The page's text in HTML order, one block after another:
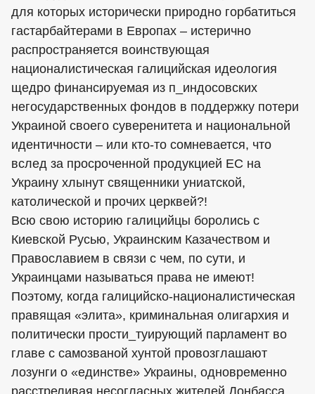
для которых исторически природно горбатиться
гастарбайтерами в Европах – истерично
распространяется воинствующая
националистическая галицийская идеология
щедро финансируемая из п_индосовских
негосударственных фондов в поддержку потери
Украиной своего суверенитета и национальной
идентичности – или кто-то сомневается, что
вслед за просроченной продукцией ЕС на
Украину хлынут священники униатской,
католической и прочих церквей?!
Всю свою историю галицийцы боролись с
Киевской Русью, Украинским Казачеством и
Православием в связи с чем, по сути, и
Украинцами называться права не имеют!
Поэтому, когда галицийско-националистическая
правящая «элита», криминальная олигархия и
политически прости_туирующий парламент во
главе с самозваной хунтой провозглашают
лозунги о «единстве» Украины, одновременно
расстреливая несогласных жителей Донбасса,